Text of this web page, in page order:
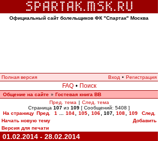
Официальный сайт болельщиков ФК "Спартак" Москва
Полная версия Вход • Регистрация
FAQ • Поиск
Общение на сайте » Гостевая книга ВВ
Пред. тема | След. тема
Страница 107 из 109 [ Сообщений: 5408 ]
На страницу Пред. 1 104 105 106 107, 108 109
След.
Начать новую тему
Добавить
Версия для печати
01.02.2014 - 28.02.2014